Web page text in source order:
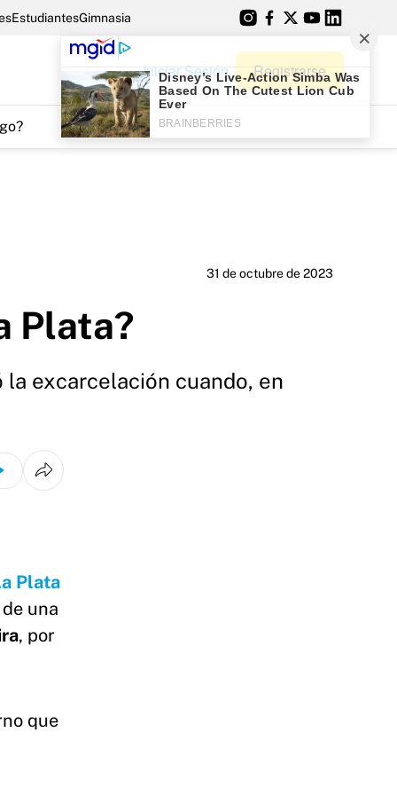
EstudiantesGimnasia
Iniciar Sesión Registrarse
31 de octubre de 2023
Plata?
la excarcelación cuando, en
Plata
una
, por
que